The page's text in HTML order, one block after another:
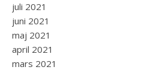
juli 2021
juni 2021
maj 2021
april 2021
mars 2021